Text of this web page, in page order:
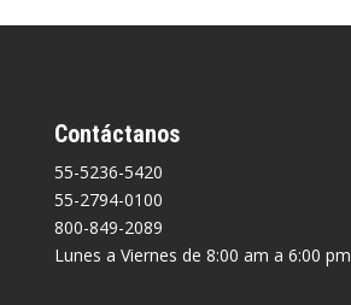
Contáctanos
55-5236-5420
55-2794-0100
800-849-2089
Lunes a Viernes de 8:00 am a 6:00 pm